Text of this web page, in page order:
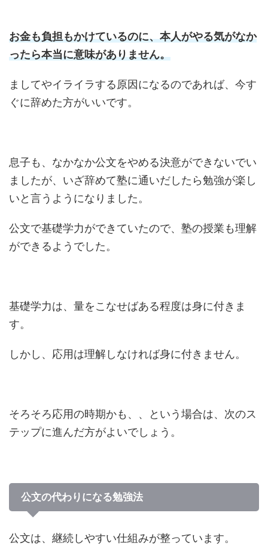
お金も負担もかけているのに、本人がやる気がなか
ったら本当に意味がありません。
ましてやイライラする原因になるのであれば、今す
ぐに辞めた方がいいです。
息子も、なかなか公文をやめる決意ができないでい
ましたが、いざ辞めて塾に通いだしたら勉強が楽し
いと言うようになりました。
公文で基礎学力ができていたので、塾の授業も理解
ができるようでした。
基礎学力は、量をこなせばある程度は身に付きま
す。
しかし、応用は理解しなければ身に付きません。
そろそろ応用の時期かも、、という場合は、次のス
テップに進んだ方がよいでしょう。
公文の代わりになる勉強法
公文は、継続しやすい仕組みが整っています。